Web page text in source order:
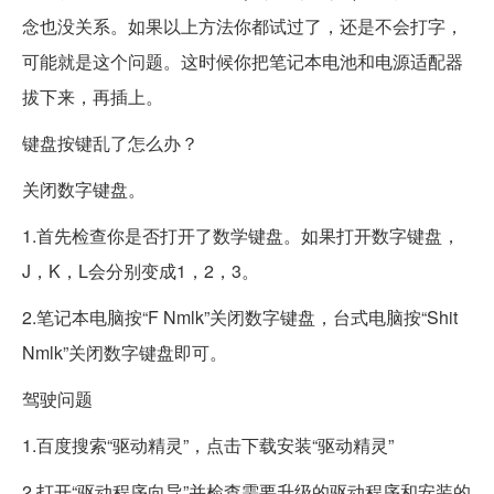
念也没关系。如果以上方法你都试过了，还是不会打字，
可能就是这个问题。这时候你把笔记本电池和电源适配器
拔下来，再插上。
键盘按键乱了怎么办？
关闭数字键盘。
1.首先检查你是否打开了数学键盘。如果打开数字键盘，
J，K，L会分别变成1，2，3。
2.笔记本电脑按“F Nmlk”关闭数字键盘，台式电脑按“Shit
Nmlk”关闭数字键盘即可。
驾驶问题
1.百度搜索“驱动精灵”，点击下载安装“驱动精灵”